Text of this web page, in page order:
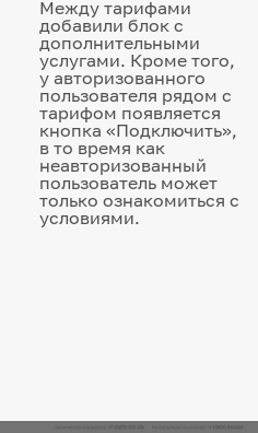
Между тарифами
добавили блок с
дополнительными
услугами. Кроме того,
у авторизованного
пользователя рядом с
тарифом появляется
кнопка «Подключить»,
в то время как
неавторизованный
пользователь может
только ознакомиться с
условиями.